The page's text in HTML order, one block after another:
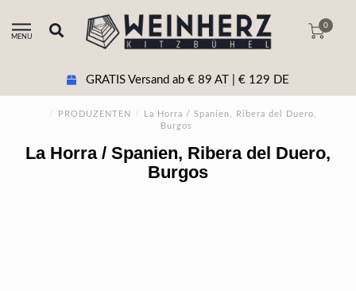
MENU
0
GRATIS Versand ab € 89 AT | € 129 DE
/ PRODUZENTEN /
La Horra / Spanien, Ribera del Duero,
Burgos
La Horra / Spanien, Ribera del Duero,
Burgos